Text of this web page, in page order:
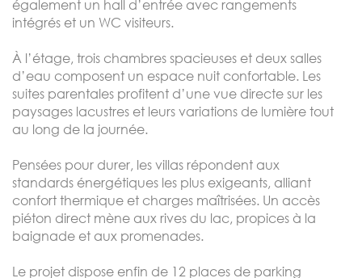
également un hall d’entrée avec rangements
intégrés et un WC visiteurs.
À l’étage, trois chambres spacieuses et deux salles
d’eau composent un espace nuit confortable. Les
suites parentales profitent d’une vue directe sur les
paysages lacustres et leurs variations de lumière tout
au long de la journée.
Pensées pour durer, les villas répondent aux
standards énergétiques les plus exigeants, alliant
confort thermique et charges maîtrisées. Un accès
piéton direct mène aux rives du lac, propices à la
baignade et aux promenades.
Le projet dispose enfin de 12 places de parking